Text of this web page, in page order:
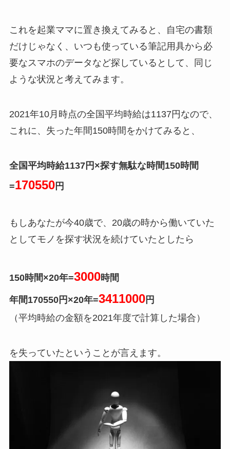
これを起業ママに置き換えてみると、自宅の書類
だけじゃなく、いつも使っている筆記用具から必
要なスマホのデータなど探しているとして、同じ
ような状況と考えてみます。
2021年10月時点の全国平均時給は1137円なので、
これに、失った年間150時間をかけてみると、
全国平均時給1137円×探す無駄な時間150時間
=170550円
もし あなたが今40歳で、20歳の時から働いていた
としてモノを探す状況を続けていた としたら
150時間×20年=3000時間
年間170550円×20年=3411000円
（平均時給の金額を2021年度で計算した場合）
を失っていたということが言えます。